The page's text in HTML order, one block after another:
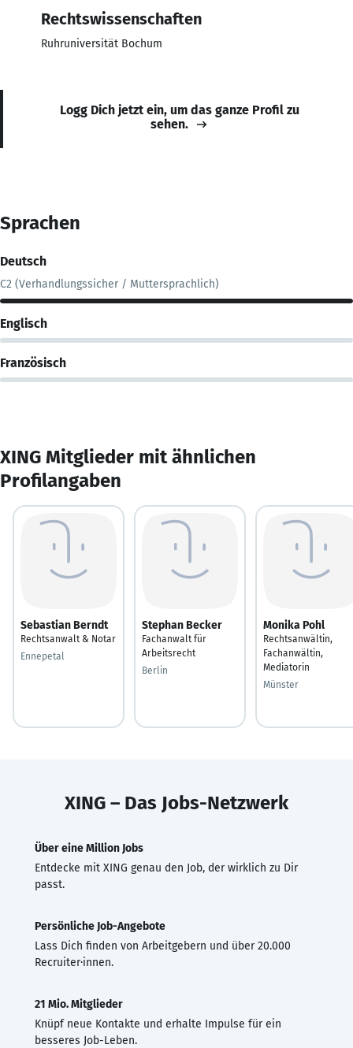
Rechtswissenschaften
Ruhruniversität Bochum
Logg Dich jetzt ein, um das ganze Profil zu
sehen.
Sprachen
Deutsch
C2 (Verhandlungssicher / Muttersprachlich)
Englisch
Französisch
XING Mitglieder mit ähnlichen
Profilangaben
Sebastian Berndt
Rechtsanwalt & Notar
Ennepetal
Stephan Becker
Fachanwalt für
Arbeitsrecht
Berlin
Monika Pohl
Rechtsanwältin,
Fachanwältin,
Mediatorin
Münster
XING – Das Jobs-Netzwerk
Über eine Million Jobs
Entdecke mit XING genau den Job, der wirklich zu Dir
passt.
Persönliche Job-Angebote
Lass Dich finden von Arbeitgebern und über 20.000
Recruiter·innen.
21 Mio. Mitglieder
Knüpf neue Kontakte und erhalte Impulse für ein
besseres Job-Leben.